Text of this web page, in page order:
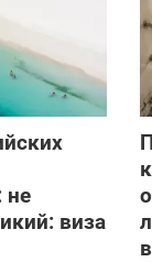
не
виза